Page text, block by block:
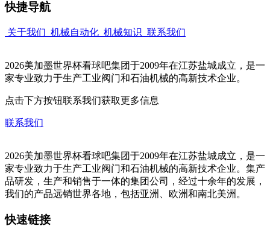
快捷导航
关于我们 机械自动化 机械知识 联系我们
2026美加墨世界杯看球吧集团于2009年在江苏盐城成立，是一
家专业致力于生产工业阀门和石油机械的高新技术企业。
点击下方按钮联系我们获取更多信息
联系我们
2026美加墨世界杯看球吧集团于2009年在江苏盐城成立，是一
家专业致力于生产工业阀门和石油机械的高新技术企业。集产
品研发，生产和销售于一体的集团公司，经过十余年的发展，
我们的产品远销世界各地，包括亚洲、欧洲和南北美洲。
快速链接